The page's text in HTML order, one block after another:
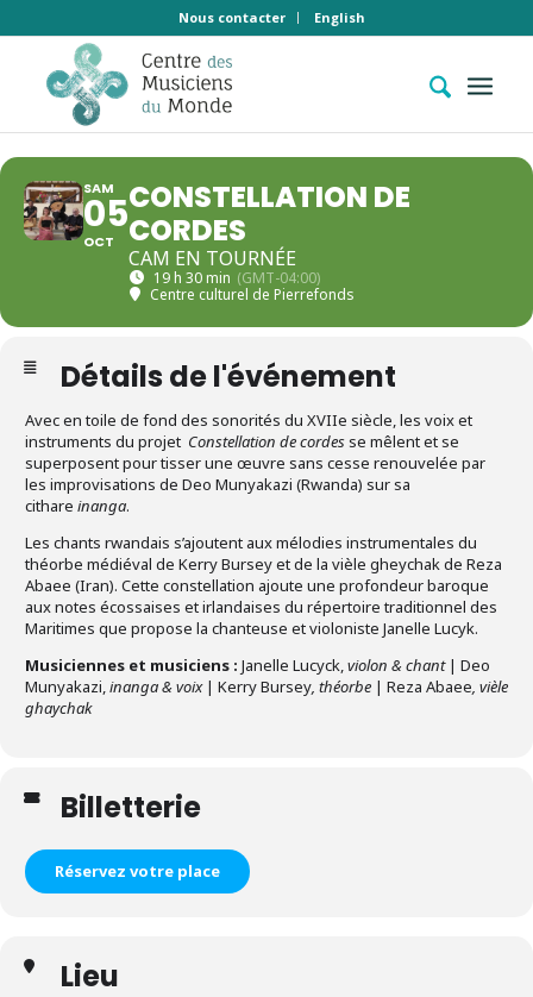
Nous contacter English
SAM
05
OCT
CONSTELLATION DE
CORDES
CAM EN TOURNÉE
19 h 30 min (GMT-04:00)
Centre culturel de Pierrefonds
Détails de l'événement
Avec en toile de fond des sonorités du XVIIe siècle, les voix et
instruments du projet Constellation de cordesse mêlent et se
superposent pour tisser une œuvre sans cesse renouvelée par
les improvisations de Deo Munyakazi (Rwanda) sur sa
cithare inanga.
Les chants rwandais s’ajoutent aux mélodies instrumentales du
théorbe médiéval de Kerry Bursey et de la vièle gheychak de Reza
Abaee (Iran). Cette constellation ajoute une profondeur baroque
aux notes écossaises et irlandaises du répertoire traditionnel des
Maritimes que propose la chanteuse et violoniste Janelle Lucyk.
Musiciennes et musiciens : Janelle Lucyck,violon & chant| Deo
Munyakazi,inanga & voix| Kerry Bursey, théorbe | Reza Abaee, vièle
ghaychak
Billetterie
Réservez votre place
Lieu